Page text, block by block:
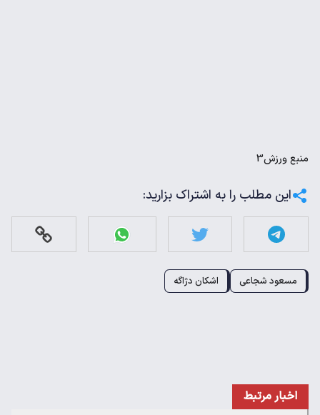
منبعورزش3
این مطلب را به اشتراک بزارید:
مسعود شجاعی اشکان دژاگه
اخبار مرتبط